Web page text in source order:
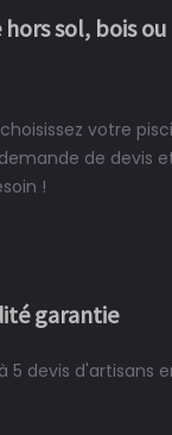
sol, bois
votre
de devis
!
garantie
5 devis d'artisans
devient enfin
chez moi.